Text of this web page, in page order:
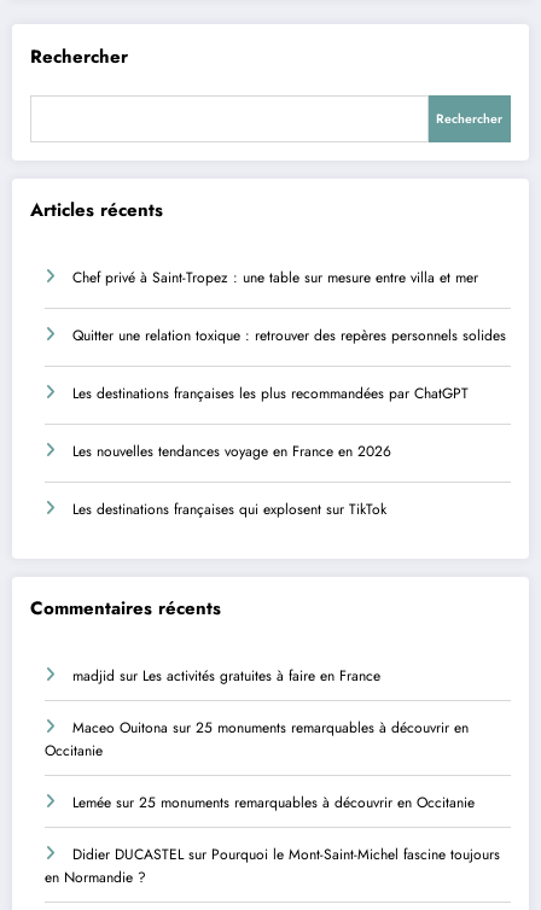
Rechercher
Rechercher
Articles récents
Chef privé à Saint-Tropez : une table sur mesure entre villa et mer
Quitter une relation toxique : retrouver des repères personnels solides
Les destinations françaises les plus recommandées par ChatGPT
Les nouvelles tendances voyage en France en 2026
Les destinations françaises qui explosent sur TikTok
Commentaires récents
madjid sur Les activités gratuites à faire en France
Maceo Ouitona sur 25 monuments remarquables à découvrir en
Occitanie
Lemée sur 25 monuments remarquables à découvrir en Occitanie
Didier DUCASTELsur Pourquoi le Mont-Saint-Michel fascine toujours
en Normandie ?